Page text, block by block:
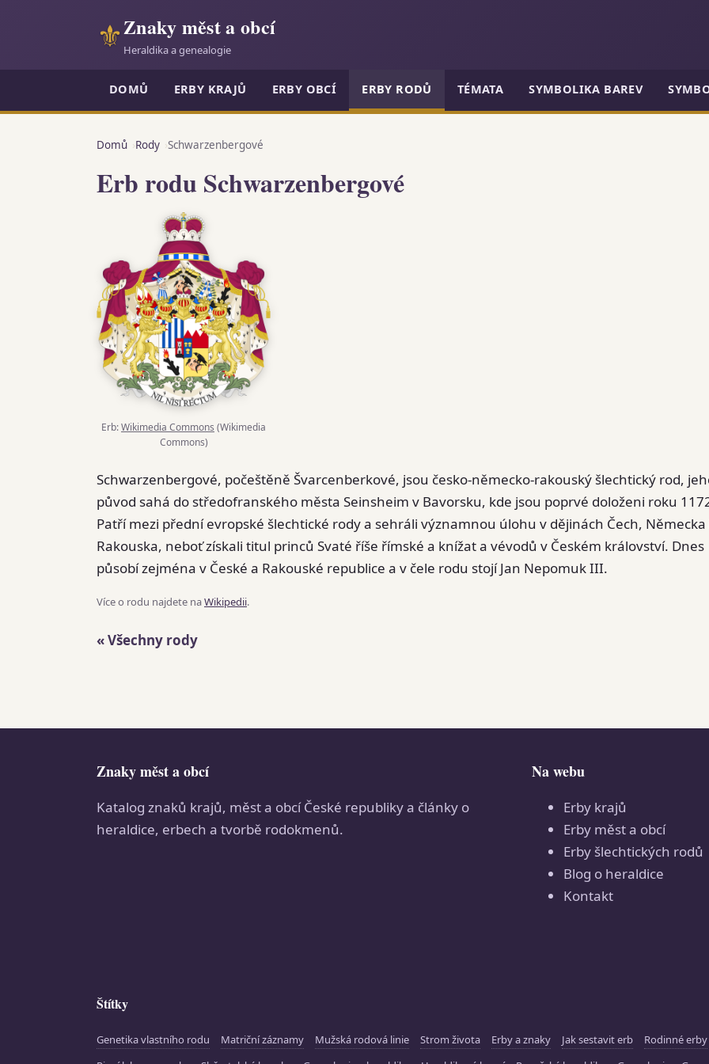
⚜Znaky měst a obcí
Heraldika a genealogie
DOMŮ ERBY KRAJŮ ERBY OBCÍ ERBY RODŮ TÉMATA SYMBOLIKA BAREV
Domů Rody Schwarzenbergové
Erb rodu Schwarzenbergové
Erb:Wikimedia Commons (Wikimedia
Commons)
Schwarzenbergové, počeštěně Švarcenberkové, jsou česko-německo-rakouský šlechtický rod,
původ sahá do středofranského města Seinsheim v Bavorsku, kde jsou poprvé doloženi roku
Patří mezi přední evropské šlechtické rody a sehráli významnou úlohu v dějinách Čech, Německa
Rakouska, neboť získali titul princů Svaté říše římské a knížat a vévodů v Českém království. Dnes
působí zejména v České a Rakouské republice a v čele rodu stojí Jan Nepomuk III.
Více o rodu najdete naWikipedii.
« Všechny rody
Znaky měst a obcí
Katalog znaků krajů, měst a obcí České republiky a články o
heraldice, erbech a tvorbě rodokmenů.
Na webu
Erby krajů
Erby měst a obcí
Erby šlechtických rodů
Blog o heraldice
Kontakt
Štítky
Genetika vlastního rodu Matriční záznamy Mužská rodová linie Strom života Erby a znaky Jak sestavit erb Rodinné erby